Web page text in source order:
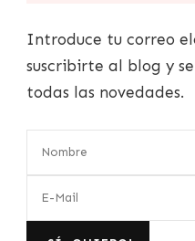
Introduce tu correo
suscribirte al blog y
todas las novedades.